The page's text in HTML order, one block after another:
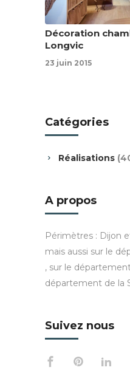
Décoration
Longvic
23 juin 2015
Catégories
Réalisations
A propos
Périmètres : Dijon
mais aussi sur le
, sur le
département de la
Suivez nous